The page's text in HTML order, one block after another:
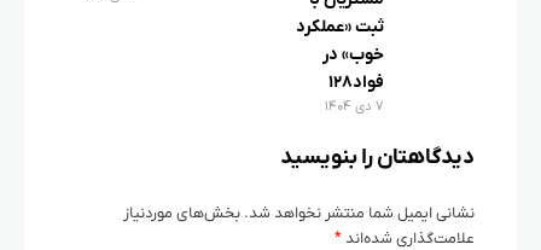
ثبت «عملکرد
خوب» در
فواد۱۲۸
۷ دی ۱۴۰۴
دیدگاهتان را بنویسید
نشانی ایمیل شما منتشر نخواهد شد. بخش‌های موردنیاز
علامت‌گذاری شده‌اند*